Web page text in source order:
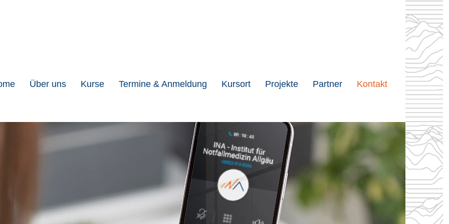
Über uns Kurse Termine & Anmeldung Kursort Projekte Partner Kontakt